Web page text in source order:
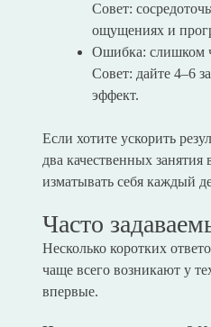
Совет:
ощущениях и
Ошибка: слишком
Совет: дайте 4–6
эффект.
Если хотите ускорить
два качественных
изматывать себя каждый
Часто
Несколько коротких
чаще всего возникают у
впервые.